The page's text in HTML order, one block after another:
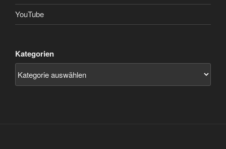
YouTube
Kategorien